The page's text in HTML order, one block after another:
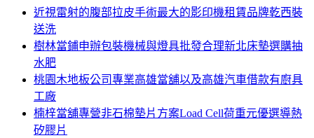
近視雷射的腹部拉皮手術最大的影印機租賃品牌乾西裝
送洗
樹林當鋪申辦包裝機械與燈具批發合理新北床墊選購抽
水肥
桃園木地板公司專業高雄當舖以及高雄汽車借款有廚具
工廠
楠梓當舖專營非石棉墊片方案Load Cell荷重元優選導熱
矽膠片